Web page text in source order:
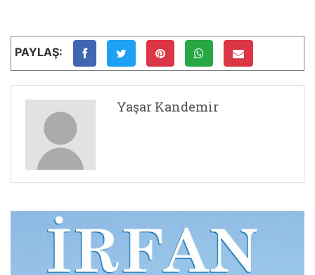
PAYLAŞ:
Yaşar Kandemir